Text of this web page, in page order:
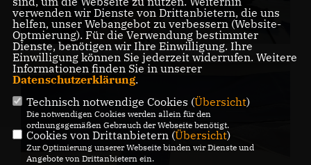
verwenden wir Dienste von Drittanbietern, die uns
helfen, unser Webangebot zu verbessern (Website-
Optmierung). Für die Verwendung bestimmter
Dienste, benötigen wir Ihre Einwilligung. Ihre
Einwilligung können Sie jederzeit widerrufen. Weitere
Informationen finden Sie in unserer
Datenschutzerklärung.
Technisch notwendige Cookies (Übersicht)
Die notwendigen Cookies werden allein für den
ordnungsgemäßen Gebrauch der Webseite benötigt.
Cookies von Drittanbietern (Übersicht)
Zur Optimierung unserer Webseite binden wir Dienste und
Angebote von Drittanbietern ein.